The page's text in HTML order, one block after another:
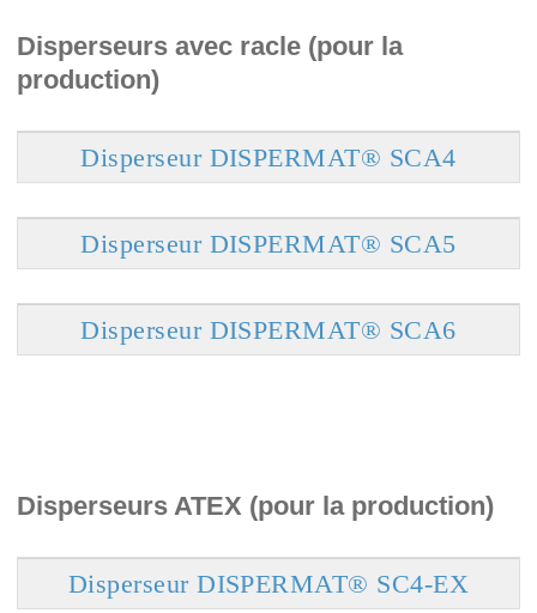
Disperseurs avec racle (pour la
production)
Disperseur DISPERMAT® SCA4
Disperseur DISPERMAT® SCA5
Disperseur DISPERMAT® SCA6
Disperseurs ATEX (pour la production)
Disperseur DISPERMAT® SC4-EX